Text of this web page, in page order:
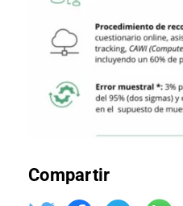
Compartir